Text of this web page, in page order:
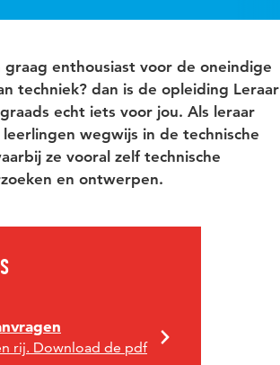
graag enthousiast voor de oneindige
techniek? dan is de opleiding Leraar
echt iets voor jou. Als leraar
leerlingen wegwijs in de technische
ze vooral zelf technische
en ontwerpen.
rij. Download de pdf